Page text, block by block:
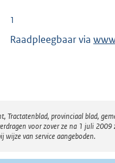
1
Raadpleegbaar via E
n
e
Tractatenblad, provinciaal blad,
voor zover ze na 1 juli
wijze van service aangeboden.